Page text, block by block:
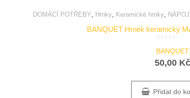
DOMÁCÍ POTŘEBY Hrnky Keramické hrnky
BANQUET Hrnek keramický
0
5
BANQUET
50,00 Kč
Přidat do